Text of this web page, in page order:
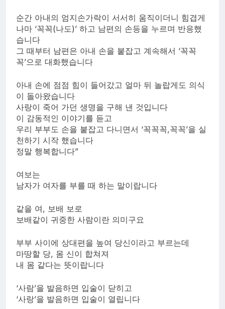
순간 아내의 엄지손가락이 서서히 움직이더니 힘겹게
나마 ‘꼭꼭(나도)’ 하고 남편의 손등을 누르며 반응했
습니다
그 때부터 남편은 아내 손을 붙잡고 계속해서 ‘꼭꼭
꼭’으로 대화했습니다
아내 손에 점점 힘이 들어갔고 얼마 뒤 놀랍게도 의식
이 돌아왔습니다
사랑이 죽어 가던 생명을 구해 낸 것입니다
이 감동적인 이야기를 듣고
우리 부부도 손을 붙잡고 다니면서 ‘꼭꼭꼭,꼭꼭’을 실
천하기 시작 했습니다
정말 행복합니다”
여보는
남자가 여자를 부를 때 하는 말이랍니다
같을 여, 보배 보로
보배같이 귀중한 사람이란 의미구요
부부 사이에 상대편을 높여 당신이라고 부르는데
마땅할 당, 몸 신이 합쳐져
내 몸 같다는 뜻이랍니다
‘사람’을 발음하면 입술이 닫히고
‘사랑’을 발음하면 입술이 열립니다